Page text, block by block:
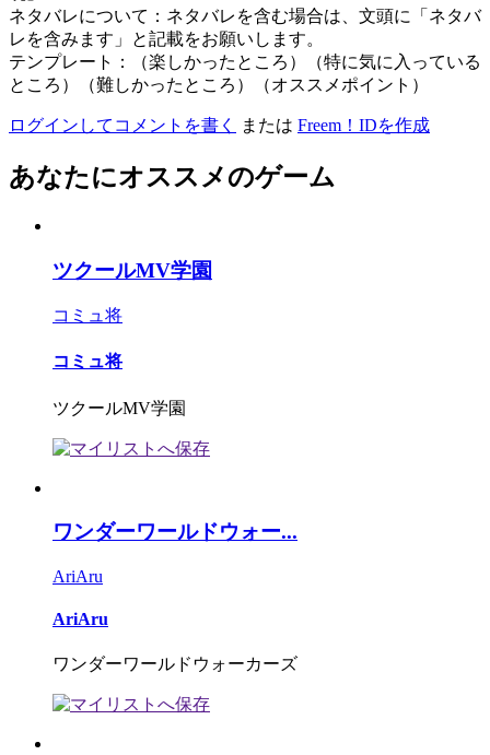
ネタバレについて：ネタバレを含む場合は、文頭に「ネタバ
レを含みます」と記載をお願いします。
テンプレート：（楽しかったところ）（特に気に入っている
ところ）（難しかったところ）（オススメポイント）
ログインしてコメントを書く または Freem！IDを作成
あなたにオススメのゲーム
ツクールMV学園
コミュ将
コミュ将
ツクールMV学園
ワンダーワールドウォー...
AriAru
AriAru
ワンダーワールドウォーカーズ